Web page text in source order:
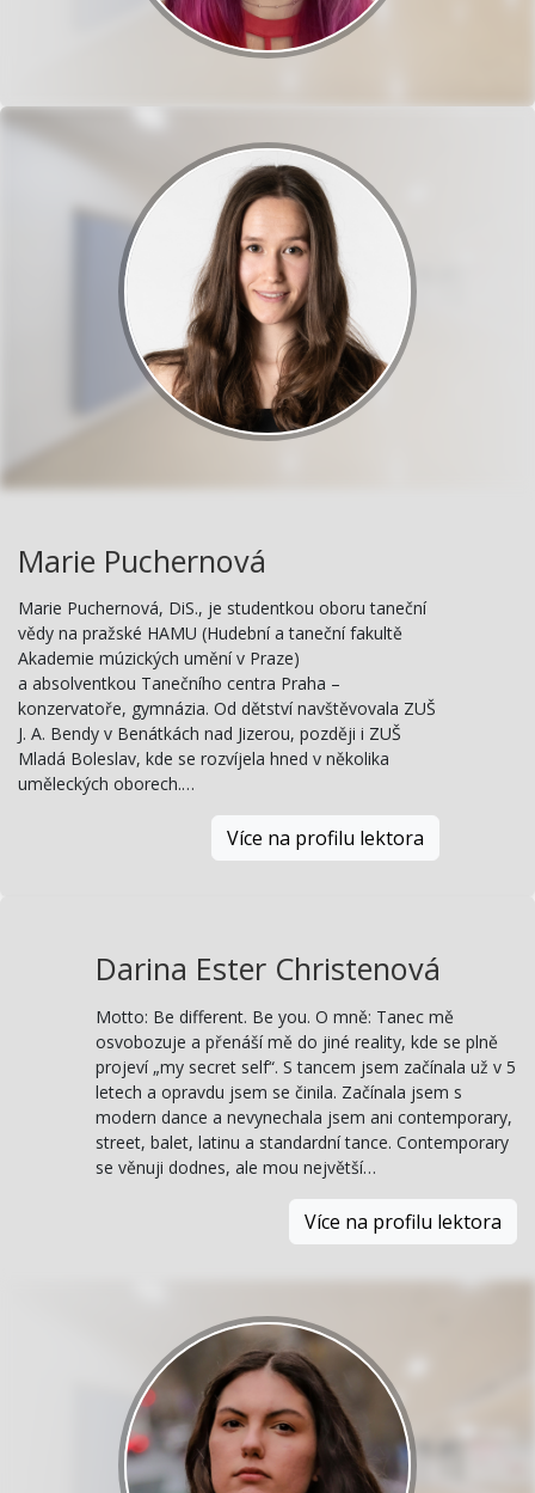
Marie Puchernová
Marie Puchernová, DiS., je studentkou oboru taneční
vědy na pražské HAMU (Hudební a taneční fakultě
Akademie múzických umění v Praze)
a absolventkou Tanečního centra Praha –
konzervatoře, gymnázia. Od dětství navštěvovala ZUŠ
J. A. Bendy v Benátkách nad Jizerou, později i ZUŠ
Mladá Boleslav, kde se rozvíjela hned v několika
uměleckých oborech.…
Více na profilu lektora
Darina Ester Christenová
Motto: Be different. Be you. O mně: Tanec mě
osvobozuje a přenáší mě do jiné reality, kde se plně
projeví „my secret self“. S tancem jsem začínala už v 5
letech a opravdu jsem se činila. Začínala jsem s
modern dance a nevynechala jsem ani contemporary,
street, balet, latinu a standardní tance. Contemporary
se věnuji dodnes, ale mou největší…
Více na profilu lektora